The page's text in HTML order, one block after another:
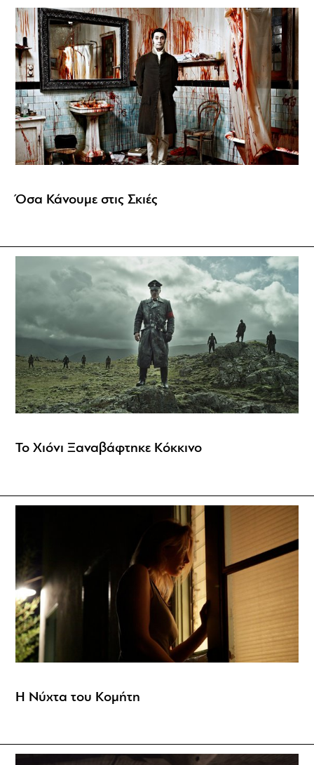
Όσα Κάνουμε στις Σκιές
Το Χιόνι Ξαναβάφτηκε Κόκκινο
Η Νύχτα του Κομήτη